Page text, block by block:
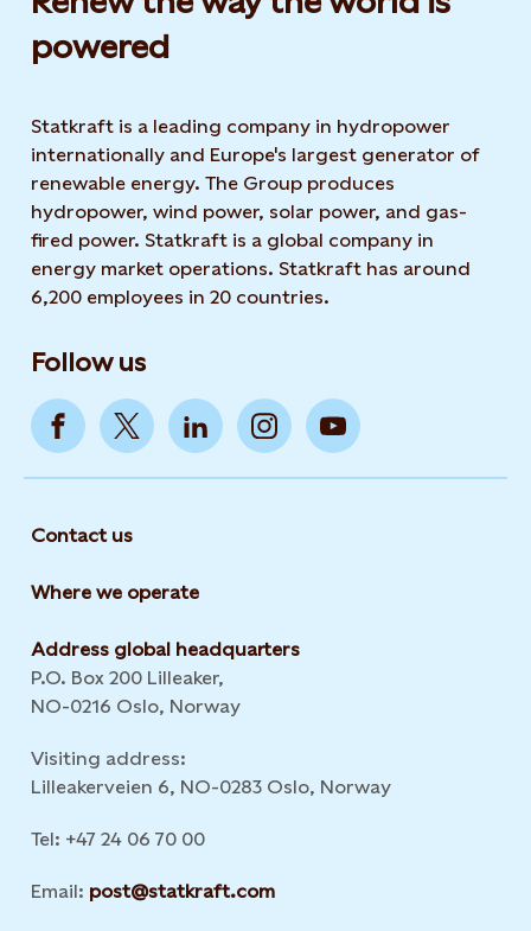
powered​
Statkraft is a leading company in hydropower
internationally and Europe's largest generator of
renewable energy. The Group produces
hydropower, wind power, solar power, and gas-
fired power. Statkraft is a global company in
energy market operations. Statkraft has around
6,200 employees in 20 countries.
Follow us
Contact us
Where we operate
Address global headquarters
P.O. Box 200 Lilleaker,
NO-0216 Oslo, Norway
Visiting address:
Lilleakerveien 6, NO-0283 Oslo, Norway
Tel: +47 24 06 70 00
Email: post@statkraft.com